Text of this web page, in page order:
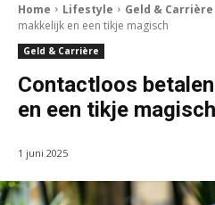
Home Lifestyle Geld & Carrière
makkelijk en een tikje magisch
Geld & Carrière
Contactloos
en een tikje magisch
1 juni 2025